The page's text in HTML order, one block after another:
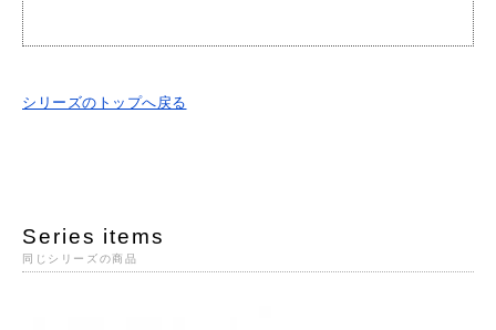
シリーズのトップへ戻る
Series items
同じシリーズの商品